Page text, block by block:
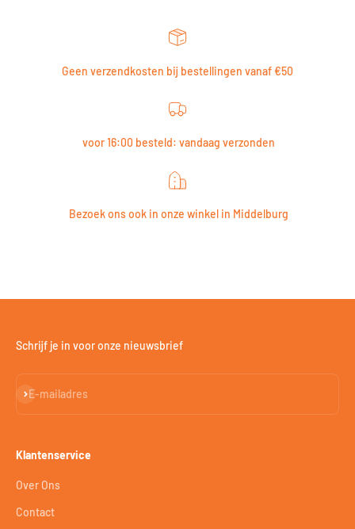
Geen verzendkosten bij bestellingen vanaf €50
voor 16:00 besteld: vandaag verzonden
Bezoek ons ook in onze winkel in Middelburg
Schrijf je in voor onze nieuwsbrief
E-mailadres
Abonneren
Klantenservice
Over Ons
Contact